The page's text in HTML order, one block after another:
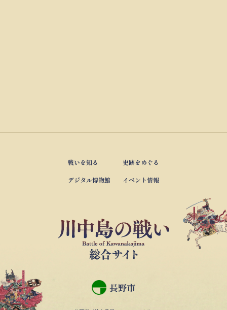
戦いを知る 史跡をめぐる
デジタル博物館 イベント情報
長野市